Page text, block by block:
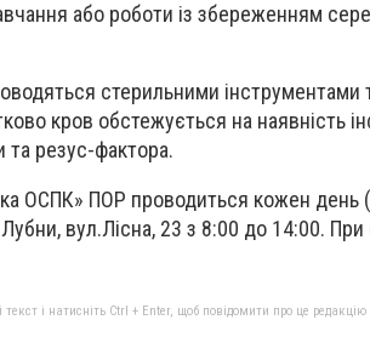
або роботи із збереженням
стерильними
кров обстежується на наявність
та резус-фактора.
ОСПК» ПОР проводиться кожен день
вул.Лісна, 23 з 8:00 до 14:00. При
і натисніть Ctrl + Enter, щоб повідомити про це редакцію